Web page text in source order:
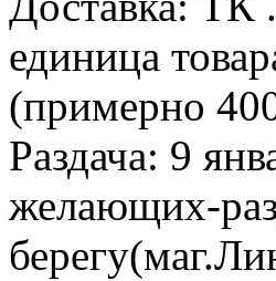
единица
(примерно
Раздача: 9
желающих-